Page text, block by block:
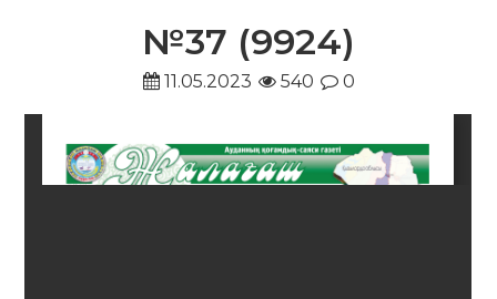
№37 (9924)
11.05.2023 540 0